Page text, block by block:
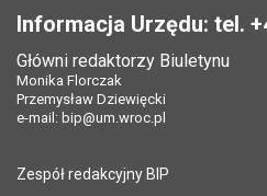
Opublikował w BIP:
Data opublikowania:
Liczba wyświetleń:
Twój adres e-mail Pole
Tytuł e-mailaPole wymagane
*
Adres e-mail znajomego
Pytanie antyspamowe
Informacja Urzędu: tel.
Główni redaktorzy Biuletynu
Monika Florczak
Przemysław Dziewięcki
e-mail: bip@um.wroc.pl
Zespół redakcyjny BIP